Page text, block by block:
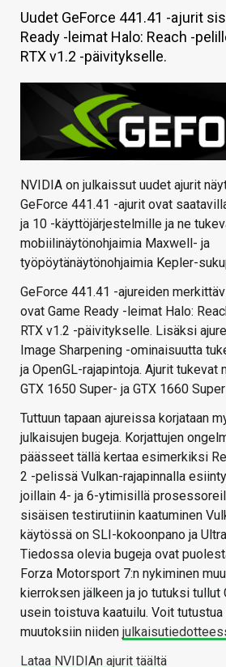
TIETOA
HINTA.FI
VAIHDA TEEMA
HAKU
Uudet GeForce 441.41 -ajurit
Ready -leimat Halo: Reach -
RTX v1.2 -päivitykselle.
NVIDIA on julkaissut uudet ajurit
GeForce 441.41 -ajurit ovat
ja 10 -käyttöjärjestelmille ja ne
mobiilinäytönohjaimia Maxwell- ja
työpöytänäytönohjaimia Kepler-
GeForce 441.41 -ajureiden
ovat Game Ready -leimat Halo:
RTX v1.2 -päivitykselle. Lisäksi
Image Sharpening -ominaisuutta
ja OpenGL-rajapintoja. Ajurit tukevat
GTX 1650 Super- ja GTX 1660
Tuttuun tapaan ajureissa korjataan
julkaisujen bugeja. Korjattujen
päässeet tällä kertaa esimerkiksi
2 -pelissä Vulkan-rajapinnalla
joillain 4- ja 6-ytimisillä
sisäisen testirutiinin kaatuminen
käytössä on SLI-kokoonpano ja
Tiedossa olevia bugeja ovat
Forza Motorsport 7:n nykiminen
kierroksen jälkeen ja jo tutuksi tullut
usein toistuva kaatuilu. Voit
muutoksiin niiden
Lataa NVIDIAn ajurit täältä